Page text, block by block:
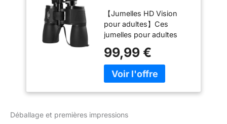
【Jumelles HD Vision
pour adultes】Ces
jumelles pour adultes
prismes optiques en
verre qui améliorent
efficacement la
nette et
99,99 €
Déballage et premières impressions